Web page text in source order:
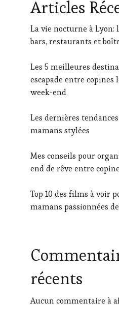
Articles
La vie nocturne à Lyon:
bars, restaurants et
Les 5 meilleures
escapade entre copines
week-end
Les dernières
mamans stylées
Mes conseils pour
end de rêve entre
Top 10 des films à voir
mamans passionnées
récents
Aucun commentaire à